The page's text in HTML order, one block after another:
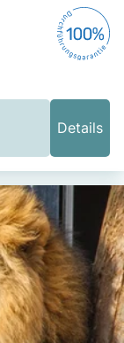
Details